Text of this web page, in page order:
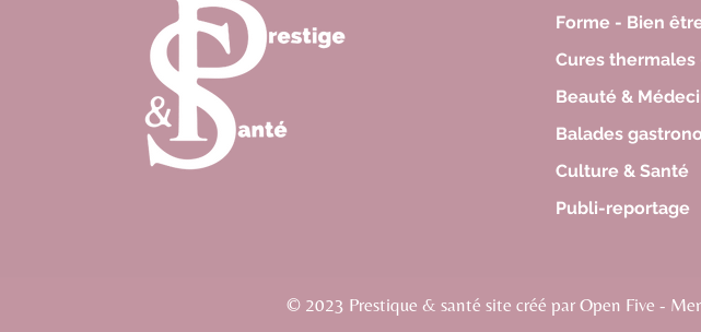
Forme - Bien
Cures thermales
Beauté &
Balades
Culture & Santé
Publi-reportage
© 2023 Prestique & santé site créé par Open Five -